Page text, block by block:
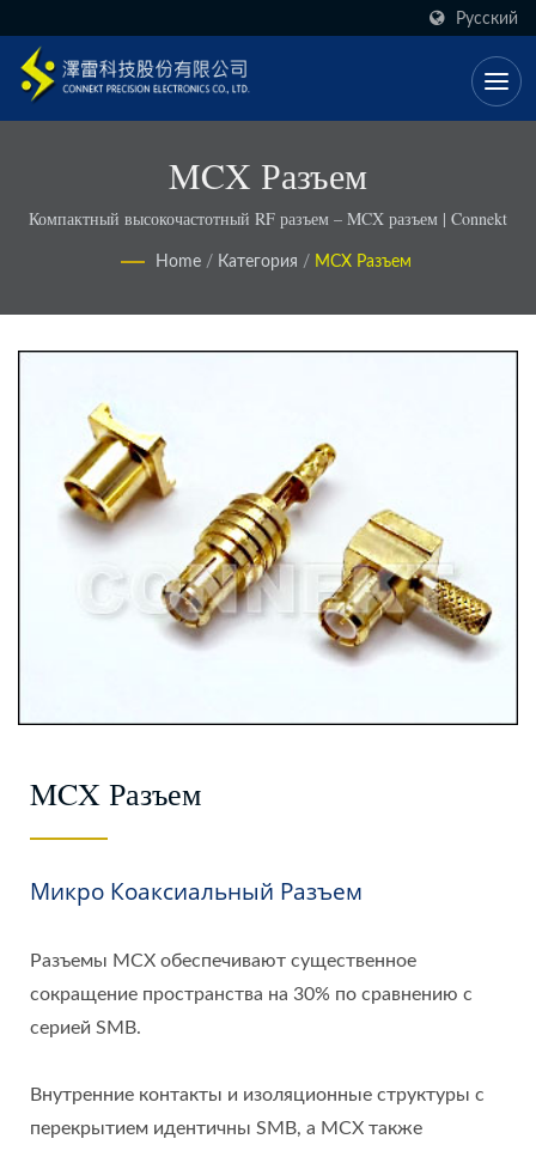
Русский
MCX Разъем
Компактный высокочастотный RF разъем – MCX разъем | Connekt
Home / Категория / MCX Разъем
MCX Разъем
Микро Коаксиальный Разъем
Разъемы MCX обеспечивают существенное
сокращение пространства на 30% по сравнению с
серией SMB.
Внутренние контакты и изоляционные структуры с
перекрытием идентичны SMB, а MCX также